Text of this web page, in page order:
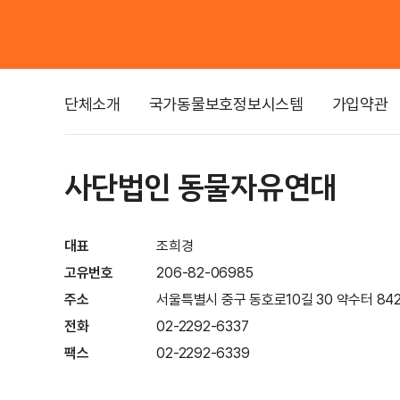
단체소개 국가동물보호정보시스템 가입약관
사단법인 동물자유연대
대표
조희경
고유번호
206-82-06985
주소
서울특별시 중구 동호로10길 30 약수터
전화
02-2292-6337
팩스
02-2292-6339